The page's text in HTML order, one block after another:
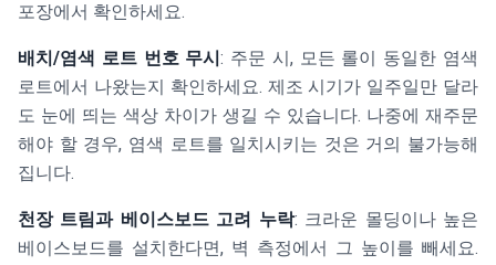
포장에서 확인하세요.
배치/염색 로트 번호 무시: 주문 시, 모든 롤이 동일한 염색
로트에서 나왔는지 확인하세요. 제조 시기가 일주일만 달라
도 눈에 띄는 색상 차이가 생길 수 있습니다. 나중에 재주문
해야 할 경우, 염색 로트를 일치시키는 것은 거의 불가능해
집니다.
천장 트림과 베이스보드 고려 누락: 크라운 몰딩이나 높은
베이스보드를 설치한다면, 벽 측정에서 그 높이를 빼세요.